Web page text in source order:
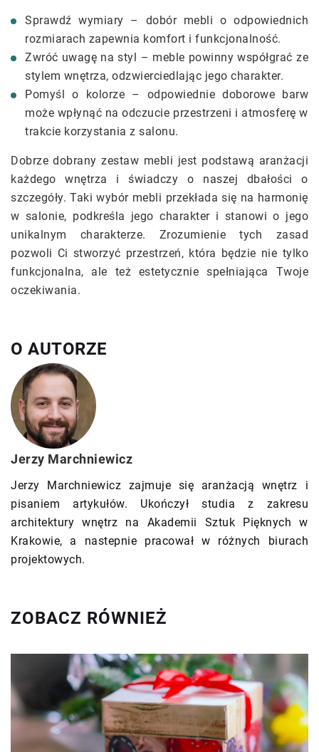
Sprawdź wymiary – dobór mebli o odpowiednich
rozmiarach zapewnia komfort i funkcjonalność.
Zwróć uwagę na styl – meble powinny współgrać ze
stylem wnętrza, odzwierciedlając jego charakter.
Pomyśl o kolorze – odpowiednie doborowe barw
może wpłynąć na odczucie przestrzeni i atmosferę w
trakcie korzystania z salonu.
Dobrze dobrany zestaw mebli jest podstawą aranżacji
każdego wnętrza i świadczy o naszej dbałości o
szczegóły. Taki wybór mebli przekłada się na harmonię
w salonie, podkreśla jego charakter i stanowi o jego
unikalnym charakterze. Zrozumienie tych zasad
pozwoli Ci stworzyć przestrzeń, która będzie nie tylko
funkcjonalna, ale też estetycznie spełniająca Twoje
oczekiwania.
O AUTORZE
Jerzy Marchniewicz
Jerzy Marchniewicz zajmuje się aranżacją wnętrz i
pisaniem artykułów. Ukończył studia z zakresu
architektury wnętrz na Akademii Sztuk Pięknych w
Krakowie, a nastepnie pracował w różnych biurach
projektowych.
ZOBACZ RÓWNIEŻ